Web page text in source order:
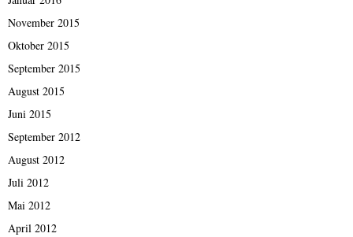
November 2015
Oktober 2015
September 2015
August 2015
Juni 2015
September 2012
August 2012
Juli 2012
Mai 2012
April 2012